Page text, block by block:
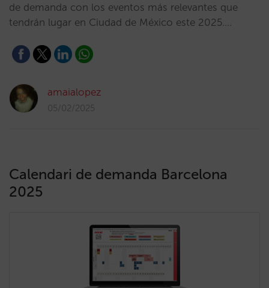
de demanda con los eventos más relevantes que
tendrán lugar en Ciudad de México este 2025.…
amaialopez
05/02/2025
Calendari de demanda Barcelona
2025